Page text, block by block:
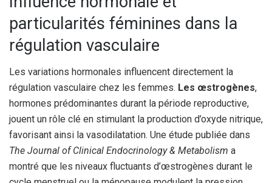
particularités féminines dans la
régulation vasculaire
Les variations hormonales influencent directement la
régulation vasculaire chez les femmes. Les œstrogènes,
hormones prédominantes durant la période reproductive,
jouent un rôle clé en stimulant la production d’oxyde nitrique,
favorisant ainsi la vasodilatation. Une étude publiée dans
The Journal of Clinical Endocrinology & Metabolism a
montré que les niveaux fluctuants d’œstrogènes durant le